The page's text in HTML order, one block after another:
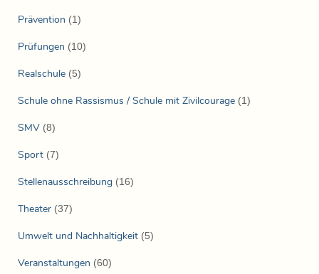
Prävention (1)
Prüfungen (10)
Realschule (5)
Schule ohne Rassismus / Schule mit Zivilcourage (1)
SMV (8)
Sport (7)
Stellenausschreibung (16)
Theater (37)
Umwelt und Nachhaltigkeit (5)
Veranstaltungen (60)